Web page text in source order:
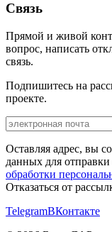
Связь
Прямой и живой
вопрос, написать
связь.
Подпишитесь на
проекте.
Оставляя адрес, вы
данных для
обработки
Отказаться от
TelegramВКонтакте